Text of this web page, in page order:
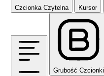
Czcionka Czytelna Kursor
Grubość Czcionki